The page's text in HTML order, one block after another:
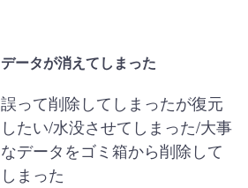
データが消えてしまった
誤って削除してしまったが復元
したい/水没させてしまった/大事
なデータをゴミ箱から削除して
しまった